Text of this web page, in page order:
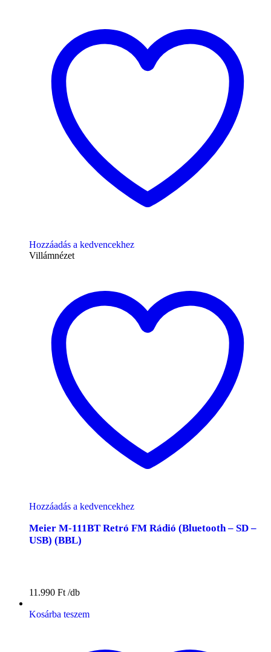
Hozzáadás a kedvencekhez
Villámnézet
Hozzáadás a kedvencekhez
Meier M-111BT Retró FM Rádió (Bluetooth – SD –
USB) (BBL)
11.990 Ft
Kosárba teszem